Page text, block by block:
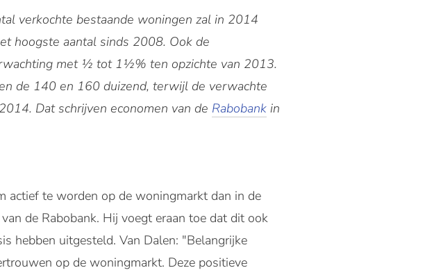
verkochte bestaande woningen zal in 2014
hoogste aantal sinds 2008. Ook de
met ½ tot 1½% ten opzichte van 2013.
de 140 en 160 duizend, terwijl de verwachte
Dat schrijven economen van de Rabobank in
actief te worden op de woningmarkt dan in de
de Rabobank. Hij voegt eraan toe dat dit ook
hebben uitgesteld. Van Dalen: "Belangrijke
op de woningmarkt. Deze positieve